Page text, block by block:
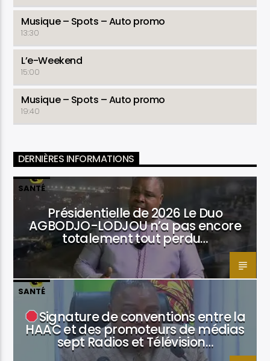
Musique – Spots – Auto promo
13:30
L’e-Weekend
15:00
Musique – Spots – Auto promo
19:40
DERNIÈRES INFORMATIONS
SANTÉ
Présidentielle de 2026 Le Duo
AGBODJO-LODJOU n’a pas encore
totalement tout perdu…
SANTÉ
Signature de conventions entre la
HAAC et des promoteurs de médias
sept Radios et Télévision…